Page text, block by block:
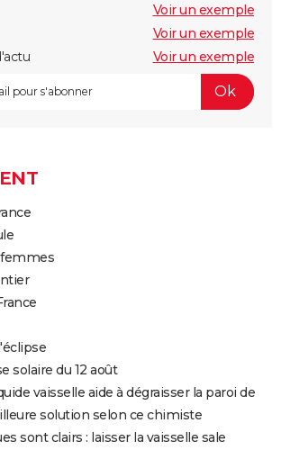
Voir un exemple
Voir un exemple
Voir un exemple
femmes
solaire du 12 août
vaisselle aide à dégraisser la paroi de
solution selon ce chimiste
sont clairs : laisser la vaisselle sale